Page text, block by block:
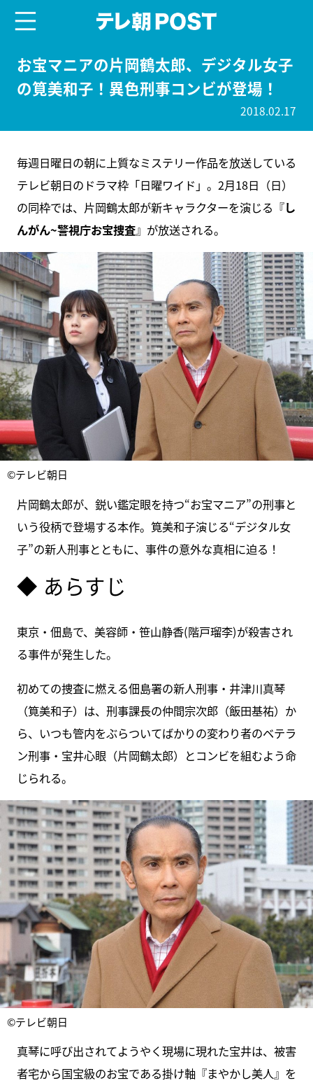
お宝マニアの片岡鶴太郎、デジタル女子
の筧美和子！異色刑事コンビが登場！
2018.02.17
毎週日曜日の朝に上質なミステリー作品を放送している
テレビ朝日のドラマ枠「日曜ワイド」。2月18日（日）
の同枠では、片岡鶴太郎が新キャラクターを演じる『し
んがん~警視庁お宝捜査』が放送される。
©テレビ朝日
片岡鶴太郎が、鋭い鑑定眼を持つ“お宝マニア”の刑事と
いう役柄で登場する本作。筧美和子演じる“デジタル女
子”の新人刑事とともに、事件の意外な真相に迫る！
◆ あらすじ
東京・佃島で、美容師・笹山静香(階戸瑠李)が殺害され
る事件が発生した。
初めての捜査に燃える佃島署の新人刑事・井津川真琴
（筧美和子）は、刑事課長の仲間宗次郎（飯田基祐）か
ら、いつも管内をぶらついてばかりの変わり者のベテラ
ン刑事・宝井心眼（片岡鶴太郎）とコンビを組むよう命
じられる。
©テレビ朝日
真琴に呼び出されてようやく現場に現れた宝井は、被害
者宅から国宝級のお宝である掛け軸『まやかし美人』を